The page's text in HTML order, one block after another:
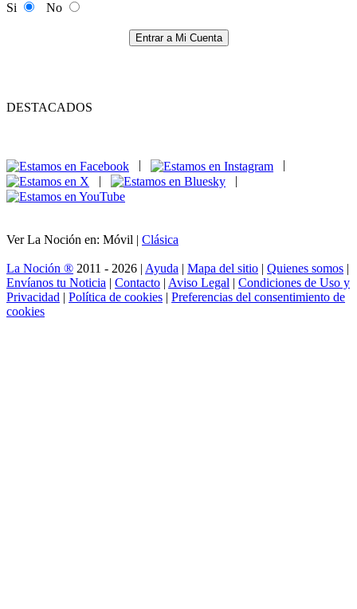
Si
No
Entrar a Mi Cuenta
DESTACADOS
|
|
Ver La Noción en: Móvil | Clásica
La Noción ® 2011 - 2026 | Ayuda | Mapa del sitio | Quienes somos |
Envíanos tu Noticia | Contacto | Aviso Legal | Condiciones de Uso y
Privacidad | Política de cookies | Preferencias del consentimiento de
cookies